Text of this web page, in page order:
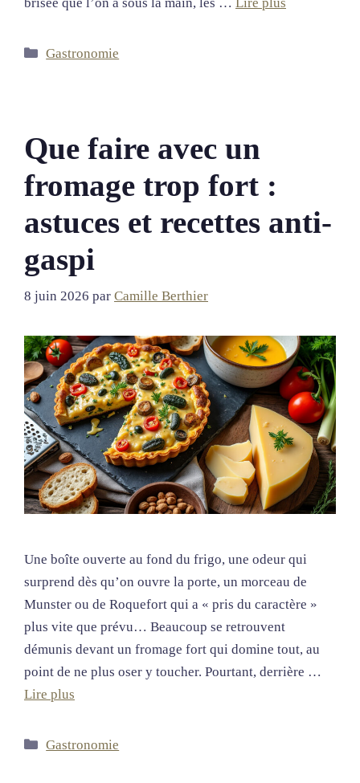
Catégories
Gastronomie
Que faire avec un
fromage trop fort :
astuces et recettes anti-
gaspi
8 juin 2026 par Camille Berthier
Une boîte ouverte au fond du frigo, une odeur qui
surprend dès qu’on ouvre la porte, un morceau de
Munster ou de Roquefort qui a « pris du caractère »
plus vite que prévu… Beaucoup se retrouvent
démunis devant un fromage fort qui domine tout, au
point de ne plus oser y toucher. Pourtant, derrière …
Lire plus
Catégories
Gastronomie